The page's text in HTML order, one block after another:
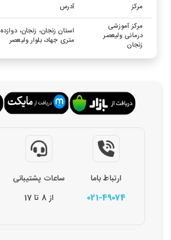
مرکز آدرس
مرکز آموزشی
درمانی ولیعصر
زنجان
استان زنجان، زنجان، دوازده
متری جهاد، بلوار ولیعصر
ارتباط باما
021-49074
ساعات پشتیبانی
از 8 تا 17